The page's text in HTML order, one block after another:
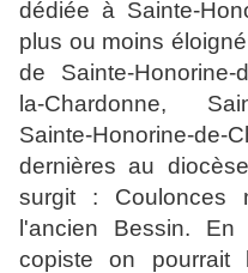
dédiée à Sainte-
plus ou moins
de Sainte-Honorine-
la-Chardonne,
Sainte-Honorine-
dernières au
surgit : Coulonces
l'ancien Bessin.
copiste on pourrait